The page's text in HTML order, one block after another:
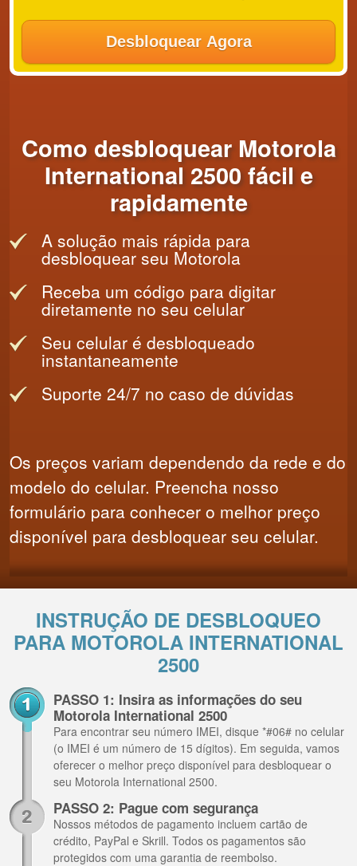
Desbloquear Agora
Como desbloquear Motorola
International 2500 fácil e
rapidamente
A solução mais rápida para
desbloquear seu Motorola
Receba um código para digitar
diretamente no seu celular
Seu celular é desbloqueado
instantaneamente
Suporte 24/7 no caso de dúvidas
Os preços variam dependendo da rede e do
modelo do celular. Preencha nosso
formulário para conhecer o melhor preço
disponível para desbloquear seu celular.
INSTRUÇÃO DE DESBLOQUEO
PARA MOTOROLA INTERNATIONAL
2500
PASSO 1: Insira as informações do seu
Motorola International 2500
Para encontrar seu número IMEI, disque *#06# no celular
(o IMEI é um número de 15 dígitos). Em seguida, vamos
oferecer o melhor preço disponível para desbloquear o
seu Motorola International 2500.
PASSO 2: Pague com segurança
Nossos métodos de pagamento incluem cartão de
crédito, PayPal e Skrill. Todos os pagamentos são
protegidos com uma garantia de reembolso.